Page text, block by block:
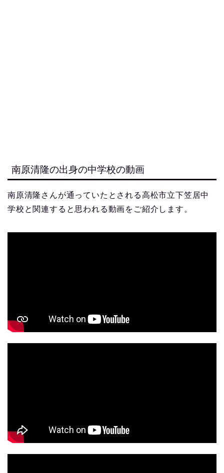
南原清隆の出身の中学校の動画
南原清隆さんが通っていたとされる高松市立下笠居中
学校と関連すると思われる動画をご紹介します。